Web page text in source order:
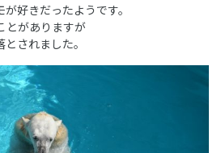
好きだったようです。
とがありますが
されました。